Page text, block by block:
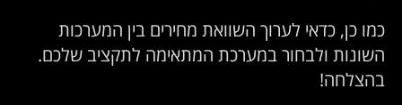
כמו כן, כדאי לערוך השוואת מחירים בין המערכות
השונות ולבחור במערכת המתאימה לתקציב שלכם.
בהצלחה!